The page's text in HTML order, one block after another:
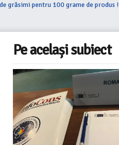
grăsimi pentru 100 grame de produs !
Pe același subiect